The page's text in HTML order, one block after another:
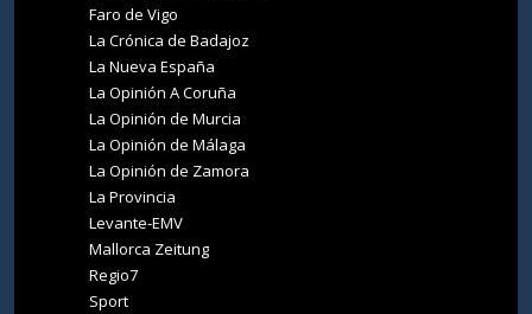
Faro de Vigo
La Crónica de Badajoz
La Nueva España
La Opinión A Coruña
La Opinión de Murcia
La Opinión de Málaga
La Opinión de Zamora
La Provincia
Levante-EMV
Mallorca Zeitung
Regio7
Sport